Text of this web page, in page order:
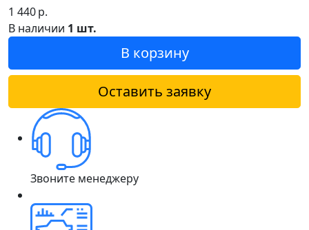
1 440р.
В наличии 1 шт.
В корзину
Оставить заявку
Звоните менеджеру